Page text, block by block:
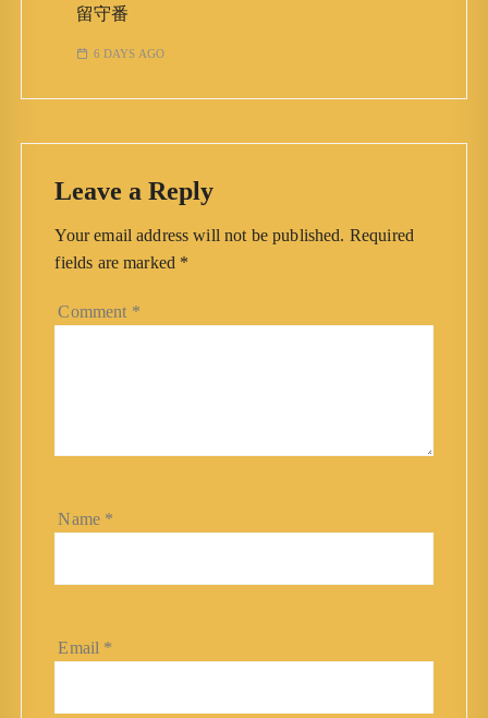
留守番
6 DAYS AGO
Leave a Reply
Your email address will not be published. Required
fields are marked *
Comment *
Name *
Email *